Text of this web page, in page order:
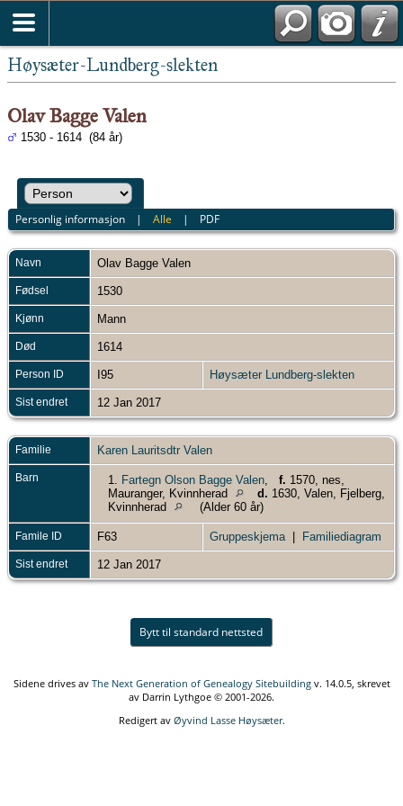
Høysæter-Lundberg-slekten
Olav Bagge Valen
1530 - 1614 (84 år)
Personlig informasjon |Alle | PDF
Navn Olav Bagge Valen
Fødsel 1530
Kjønn Mann
Død 1614
Person ID I95 Høysæter Lundberg-slekten
Sist endret 12 Jan 2017
Familie Karen Lauritsdtr Valen
Barn 1. Fartegn Olson Bagge Valen f. 1570, nes,
Mauranger, Kvinnherad
d. 1630, Valen, Fjelberg,
Kvinnherad
(Alder 60 år)
Famile ID F63 Gruppeskjema Familiediagram
Sist endret 12 Jan 2017
Bytt til standard nettsted
Sidene drives av The Next Generation of Genealogy Sitebuildingv. 14.0.5, skrevet
av Darrin Lythgoe © 2001-2026.
Redigert av Øyvind Lasse Høysæter.